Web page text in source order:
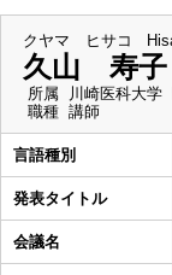
クヤマ ヒサコ
久山 寿子
所属
川崎医科大
職種 講師
言語種別
発表タイトル
会議名